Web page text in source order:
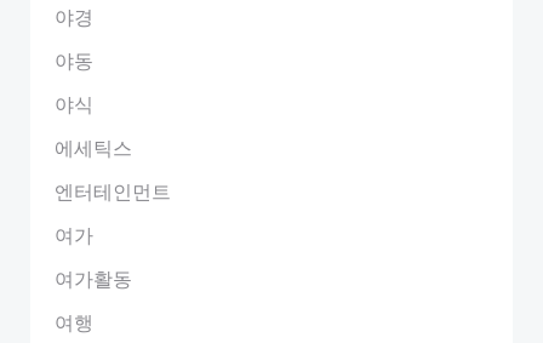
야경
야동
야식
에세틱스
엔터테인먼트
여가
여가활동
여행